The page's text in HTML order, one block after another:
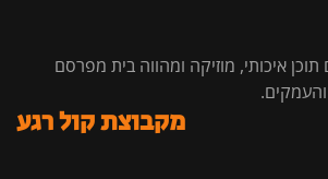
איכותי, מוזיקה ומהווה בית מפרסם
מקבוצת קול רגע